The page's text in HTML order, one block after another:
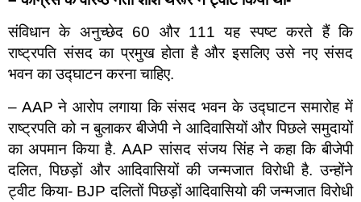
संविधान के अनुच्छेद 60 और 111 यह स्पष्ट करते हैं कि
राष्ट्रपति संसद का प्रमुख होता है और इसलिए उसे नए संसद
भवन का उद्घाटन करना चाहिए.
– AAP ने आरोप लगाया कि संसद भवन के उद्घाटन समारोह में
राष्ट्रपति को न बुलाकर बीजेपी ने आदिवासियों और पिछले समुदायों
का अपमान किया है. AAP सांसद संजय सिंह ने कहा कि बीजेपी
दलित, पिछड़ों और आदिवासियों की जन्मजात विरोधी है. उन्होंने
ट्वीट किया- BJP दलितों पिछड़ों आदिवासियो की जन्मजात विरोधी